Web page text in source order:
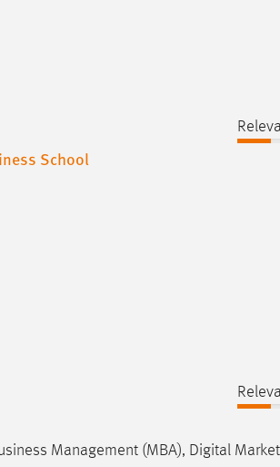
School
Management (MBA), Digital